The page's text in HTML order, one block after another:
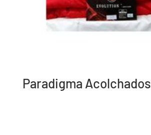
Paradigma Acolchados